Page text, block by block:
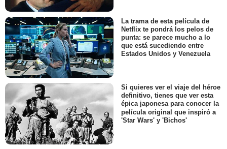
La trama de esta película de
Netflix te pondrá los pelos de
punta: se parece mucho a lo
que está sucediendo entre
Estados Unidos y Venezuela
Si quieres ver el viaje del héroe
definitivo, tienes que ver esta
épica japonesa para conocer la
película original que inspiró a
'Star Wars' y 'Bichos'